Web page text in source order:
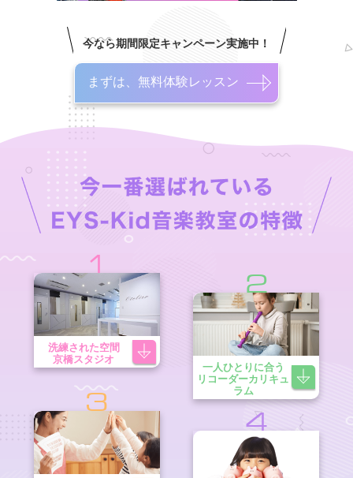
今なら期間限定キャンペーン実施中！
まずは、無料体験レッスン
1
洗練された空間
京橋スタジオ
2
一人ひとりに合う
リコーダーカリキュ
ラム
3
4